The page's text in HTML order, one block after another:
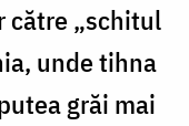
către „schitul
unde tihna
grăi mai